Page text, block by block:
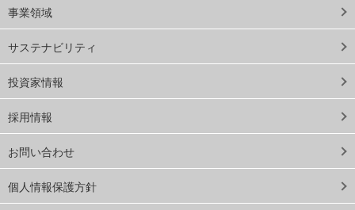
事業領域
サステナビリティ
投資家情報
採用情報
お問い合わせ
個人情報保護方針